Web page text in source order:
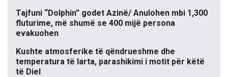
Tajfuni “Dolphin” godet Azinë/ Anulohen mbi 1,300
fluturime, më shumë se 400 mijë persona
evakuohen
Kushte atmosferike të qëndrueshme dhe
temperatura të larta, parashikimi i motit për këtë
të Diel